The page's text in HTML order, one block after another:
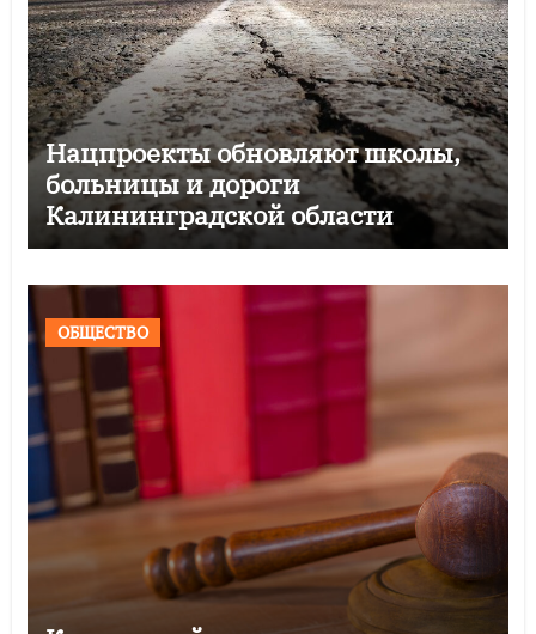
Нацпроекты обновляют школы,
больницы и дороги
Калининградской области
ОБЩЕСТВО